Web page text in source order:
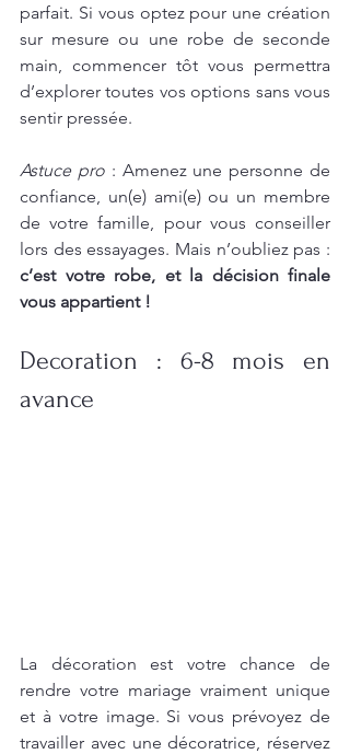
parfait. Si vous optez pour une création
sur mesure ou une robe de seconde
main, commencer tôt vous permettra
d’explorer toutes vos options sans vous
sentir pressée.
Astuce pro : Amenez une personne de
confiance, un(e) ami(e) ou un membre
de votre famille, pour vous conseiller
c’est votre robe, et la décision finale
vous appartient !
Decoration : 6-8 mois en
avance
La décoration est votre chance de
rendre votre mariage vraiment unique
et à votre image. Si vous prévoyez de
travailler avec une décoratrice, réservez